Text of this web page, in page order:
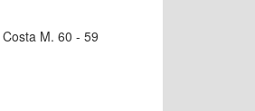
M. 60 - 59